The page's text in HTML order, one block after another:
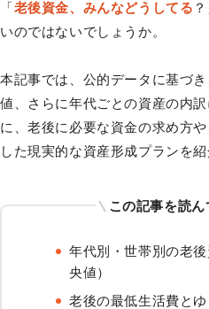
「老後資金、みんなどうしてる
いのではないでしょうか。
本記事では、公的データに基づ
値、さらに年代ごとの資産の内
に、老後に必要な資金の求め方
した現実的な資産形成プランを紹
この記事を読ん
年代別・世帯別の老
央値）
老後の最低生活費と